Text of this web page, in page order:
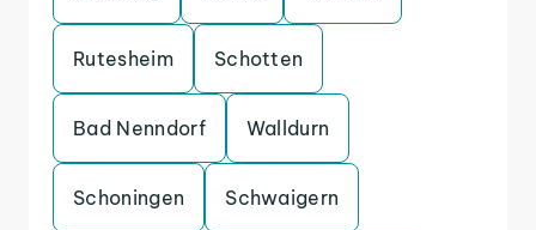
Rutesheim Schotten
Bad Nenndorf Walldurn
Schoningen Schwaigern